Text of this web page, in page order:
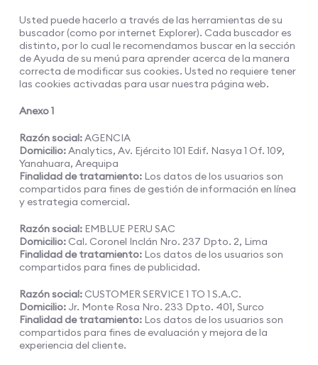
Usted puede hacerlo a través de las herramientas de su
buscador (como por internet Explorer). Cada buscador es
distinto, por lo cual le recomendamos buscar en la sección
de Ayuda de su menú para aprender acerca de la manera
correcta de modificar sus cookies. Usted no requiere tener
las cookies activadas para usar nuestra página web.
Anexo 1
Razón social:AGENCIA
Domicilio:Analytics, Av. Ejército 101 Edif. Nasya 1 Of. 109,
Yanahuara, Arequipa
Finalidad de tratamiento:Los datos de los usuarios son
compartidos para fines de gestión de información en línea
y estrategia comercial.
Razón social:EMBLUE PERU SAC
Domicilio:Cal. Coronel Inclán Nro. 237 Dpto. 2, Lima
Finalidad de tratamiento:Los datos de los usuarios son
compartidos para fines de publicidad.
Razón social:CUSTOMER SERVICE 1 TO 1 S.A.C.
Domicilio: Jr. Monte Rosa Nro. 233 Dpto. 401, Surco
Finalidad de tratamiento: Los datos de los usuarios son
compartidos para fines de evaluación y mejora de la
experiencia del cliente.